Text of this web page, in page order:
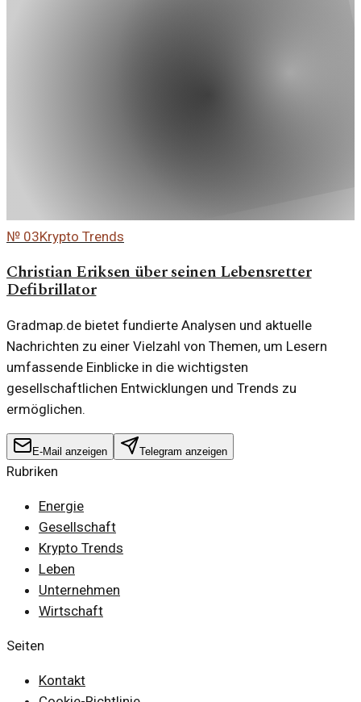
№ 03Krypto Trends
Christian Eriksen über seinen Lebensretter
Defibrillator
Gradmap.de bietet fundierte Analysen und aktuelle
Nachrichten zu einer Vielzahl von Themen, um Lesern
umfassende Einblicke in die wichtigsten
gesellschaftlichen Entwicklungen und Trends zu
ermöglichen.
E-Mail anzeigen Telegram anzeigen
Rubriken
Energie
Gesellschaft
Krypto Trends
Leben
Unternehmen
Wirtschaft
Seiten
Kontakt